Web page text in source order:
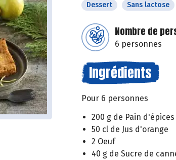
Dessert Sans lactose
Nombre de
6 personnes
Ingrédients
Pour 6 personnes
200 g de Pain d'épices
50 cl de Jus d'orange
2 Oeuf
40 g de Sucre de